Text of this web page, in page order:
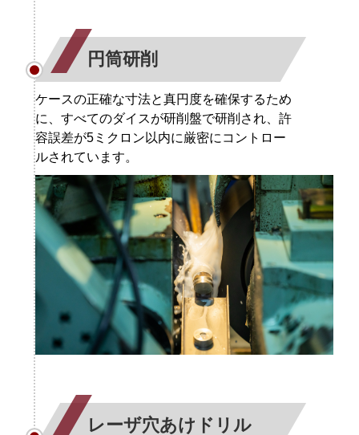
円筒研削
ケースの正確な寸法と真円度を確保するため
に、すべてのダイスが研削盤で研削され、許
容誤差が5ミクロン以内に厳密にコントロー
ルされています。
レーザ穴あけドリル